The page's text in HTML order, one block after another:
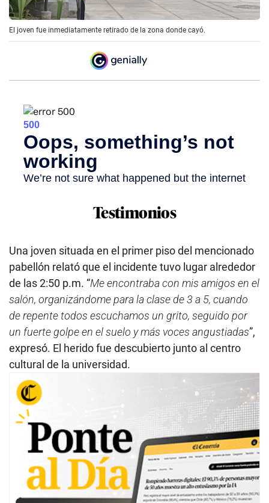
El joven fue inmediatamente retirado de la zona donde cayó.
Testimonios
Una joven situada en el primer piso del mencionado
pabellón relató que el incidente tuvo lugar alrededor
de las 2:50 p.m. “Me encontraba con mis amigos en el
salón, organizándome para la clase de 3 a 5, cuando
de repente todos escuchamos un grito, seguido por
un fuerte golpe en el suelo y más voces angustiadas”,
expresó. El herido fue descubierto junto al centro
cultural de la universidad.